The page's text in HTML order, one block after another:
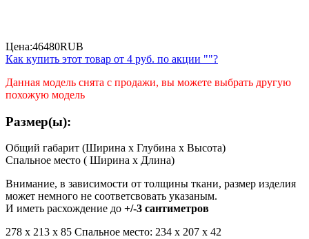
Цена:46480RUB
Как купить этот товар от 4 руб. по акции ""?
Данная модель снята с продажи, вы можете выбрать другую
похожую модель
Размер(ы):
Общий габарит (Ширина x Глубина x Высота)
Спальное место ( Ширина x Длина)
Внимание, в зависимости от толщины ткани, размер изделия
может немного не соответсвовать указаным.
И иметь расхождение до +/-3 сантиметров
278 х 213 х 85 Спальное место: 234 х 207 х 42